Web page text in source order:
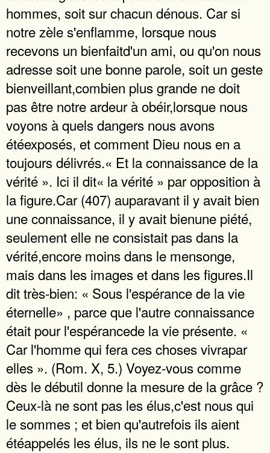
hommes, soit sur chacun dénous. Car si
notre zèle s'enflamme, lorsque nous
recevons un bienfaitd'un ami, ou qu'on nous
adresse soit une bonne parole, soit un geste
bienveillant,combien plus grande ne doit
pas être notre ardeur à obéir,lorsque nous
voyons à quels dangers nous avons
étéexposés, et comment Dieu nous en a
toujours délivrés.« Et la connaissance de la
vérité ». Ici il dit« la vérité » par opposition à
la figure.Car (407) auparavant il y avait bien
une connaissance, il y avait bienune piété,
seulement elle ne consistait pas dans la
vérité,encore moins dans le mensonge,
mais dans les images et dans les figures.Il
dit très-bien: « Sous l'espérance de la vie
éternelle» , parce que l'autre connaissance
était pour l'espérancede la vie présente. «
Car l'homme qui fera ces choses vivrapar
elles ». (Rom. X, 5.) Voyez-vous comme
dès le débutil donne la mesure de la grâce ?
Ceux-là ne sont pas les élus,c'est nous qui
le sommes ; et bien qu'autrefois ils aient
étéappelés les élus, ils ne le sont plus.